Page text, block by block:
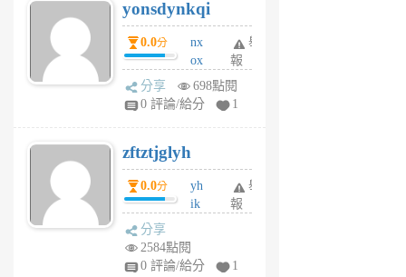
6
個
月
前
yonsdynkqi
0.0分
nx
ox
rh
pe
月
前
舉
報
分享
698點閱
0 評論/給分
1
zftztjglyh
0.0分
yh
ik
tu
舉
報
分享
2584點閱
0 評論/給分
1